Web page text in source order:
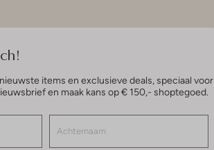
items en exclusieve deals, speciaal voor
en maak kans op € 150,- shoptegoed.